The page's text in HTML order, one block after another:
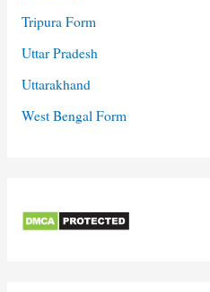
Tripura Form
Uttar Pradesh
Uttarakhand
West Bengal Form